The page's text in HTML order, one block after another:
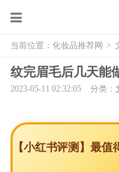
当前位置： 化妆品推荐网 >
纹完眉毛后几天能
2023-05-11 02:32:05 分类：
【小红书评测】最